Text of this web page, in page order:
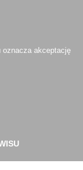
oznacza akceptację